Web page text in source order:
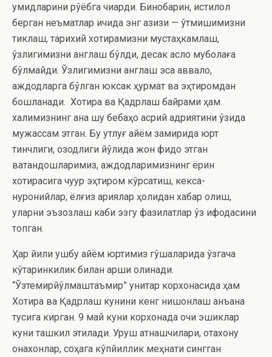
умидларини рўёбга чиқарди. Бинобарин, истиқлол
берган неъматлар ичида энг азизи — ўтмишимизни
тиклаш, тарихий хотирамизни мустаҳкамлаш,
ўзлигимизни англаш бўлди, десак асло муболаға
бўлмайди. Ўзлигимизни англаш эса аввало,
аждодларга бўлган юксак ҳурмат ва эҳтиромдан
бошланади. Хотира ва Қадрлаш байрами ҳам
халқимизнинг ана шу бебаҳо асрий қадриятини ўзида
мужассам этган. Бу қутлуғ айём замирида юрт
тинчлиги, озодлиги йўлида жон фидо этган
ватандошларимиз, аждодларимизнинг ёрқин
хотирасига чуқур эҳтиром кўрсатиш, кекса-
нуронийлар, ёлғиз қариялар ҳолидан хабар олиш,
уларни эъзозлаш каби эзгу фазилатлар ўз ифодасини
топган.
Ҳар йили ушбу айём юртимиз гўшаларида ўзгача
кўтаринкилик билан қарши олинади.
“Ўзтемирйўлмаштаъмир” унитар корхонасида ҳам
Хотира ва Қадрлаш кунини кенг нишонлаш анъана
тусига кирган. 9 май куни корхонада очиқ эшиклар
куни ташкил этилади. Уруш қатнашчилари, отахону
онахонлар, соҳага кўпйиллик меҳнати сингган